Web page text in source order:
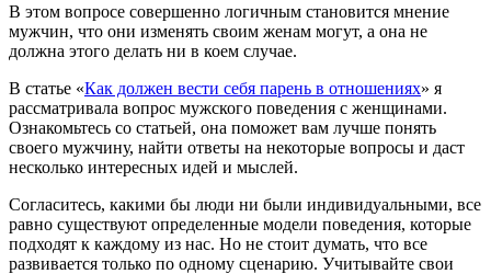
В этом вопросе совершенно логичным становится мнение
мужчин, что они изменять своим женам могут, а она не
должна этого делать ни в коем случае.
В статье «Как должен вести себя парень в отношениях» я
рассматривала вопрос мужского поведения с женщинами.
Ознакомьтесь со статьей, она поможет вам лучше понять
своего мужчину, найти ответы на некоторые вопросы и даст
несколько интересных идей и мыслей.
Согласитесь, какими бы люди ни были индивидуальными, все
равно существуют определенные модели поведения, которые
подходят к каждому из нас. Но не стоит думать, что все
развивается только по одному сценарию. Учитывайте свои